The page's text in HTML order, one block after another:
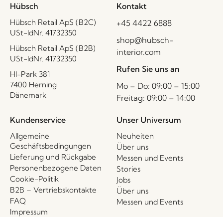
Hübsch
Hübsch Retail ApS (B2C)
USt-IdNr. 41732350
Hübsch Retail ApS (B2B)
USt-IdNr. 41732350
HI-Park 381
7400 Herning
Dänemark
Kontakt
+45 4422 6888
shop@hubsch-
interior.com
Rufen Sie uns an
Mo – Do: 09:00 – 15:00
Freitag: 09:00 – 14:00
Kundenservice
Allgemeine
Geschäftsbedingungen
Lieferung und Rückgabe
Personenbezogene Daten
Cookie-Politik
B2B – Vertriebskontakte
FAQ
Impressum
Unser Universum
Neuheiten
Über uns
Messen und Events
Stories
Jobs
Über uns
Messen und Events